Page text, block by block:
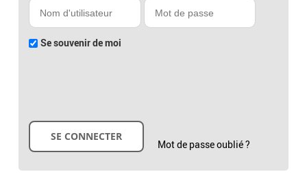
Se souvenir de moi
Mot de passe oublié ?